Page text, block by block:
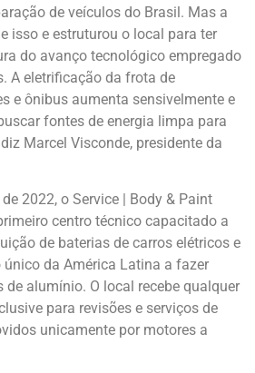
de veículos do Brasil. Mas a
isso e estruturou o local para ter
do avanço tecnológico empregado
A eletrificação da frota de
e ônibus aumenta sensivelmente e
fontes de energia limpa para
Marcel Visconde, presidente da
2022, o Service | Body & Paint
centro técnico capacitado a
de baterias de carros elétricos e
único da América Latina a fazer
de alumínio. O local recebe qualquer
para revisões e serviços de
unicamente por motores a